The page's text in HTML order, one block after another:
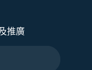
推廣